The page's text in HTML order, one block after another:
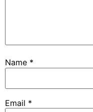
Name *
Email *